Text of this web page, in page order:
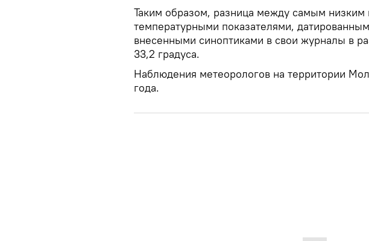
Таким образом, разница между самым
температурными показателями,
внесенными синоптиками в свои журналы в
33,2 градуса.
Наблюдения метеорологов на территории
года.